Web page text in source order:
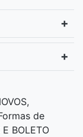
de
BOLETO